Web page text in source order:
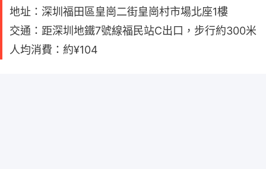
地址：深圳福田區皇崗二街皇崗村市場北座1樓
交通：距深圳地鐵7號線福民站C出口，步行約300米
人均消費：約¥104